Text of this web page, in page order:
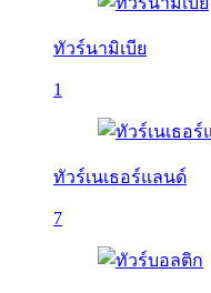
ทัวร์นามิเบีย
1
ทัวร์เนเธอร์แลนด์
7